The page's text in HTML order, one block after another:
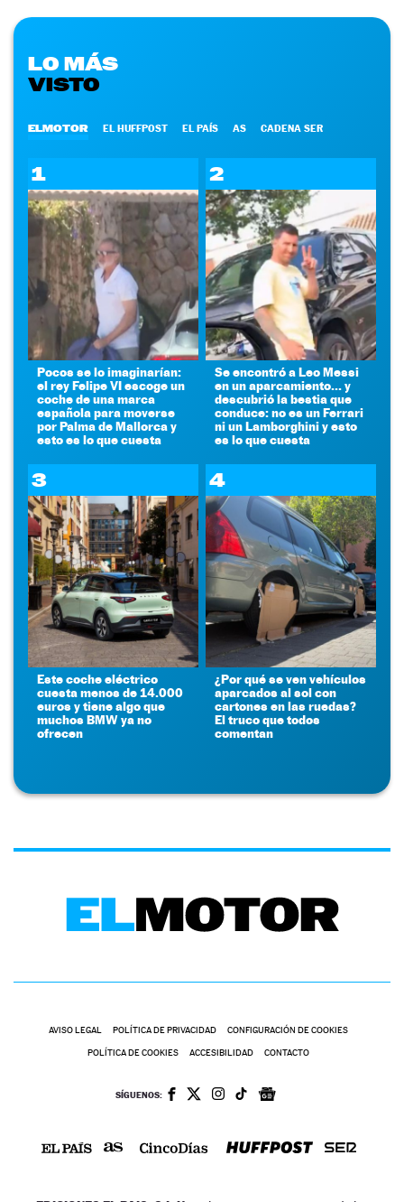
LO MÁS
VISTO
ELMOTOR EL HUFFPOST EL PAÍS AS CADENA SER
1
Pocos se lo imaginarían:
el rey Felipe VI escoge un
coche de una marca
española para moverse
por Palma de Mallorca y
esto es lo que cuesta
2
Se encontró a Leo Messi
en un aparcamiento... y
descubrió la bestia que
conduce: no es un Ferrari
ni un Lamborghini y esto
es lo que cuesta
3
Este coche eléctrico
cuesta menos de 14.000
euros y tiene algo que
muchos BMW ya no
ofrecen
4
¿Por qué se ven vehículos
aparcados al sol con
cartones en las ruedas?
El truco que todos
comentan
AVISO LEGAL POLÍTICA DE PRIVACIDAD CONFIGURACIÓN DE COOKIES
POLÍTICA DE COOKIES ACCESIBILIDAD CONTACTO
SÍGUENOS: